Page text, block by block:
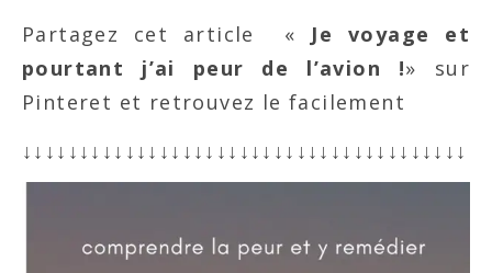
Partagez cet article « Je voyage et
pourtant j’ai peur de l’avion !» sur
Pinteret et retrouvez le facilement